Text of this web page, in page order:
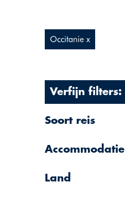
Occitanie x
Verfijn filters:
Soort reis
Accommodatie
Land